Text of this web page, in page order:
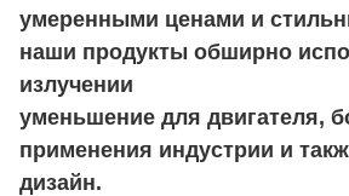
умеренными ценами и
наши продукты обширно
излучении
уменьшение для двигателя,
применения индустрии и
дизайн.